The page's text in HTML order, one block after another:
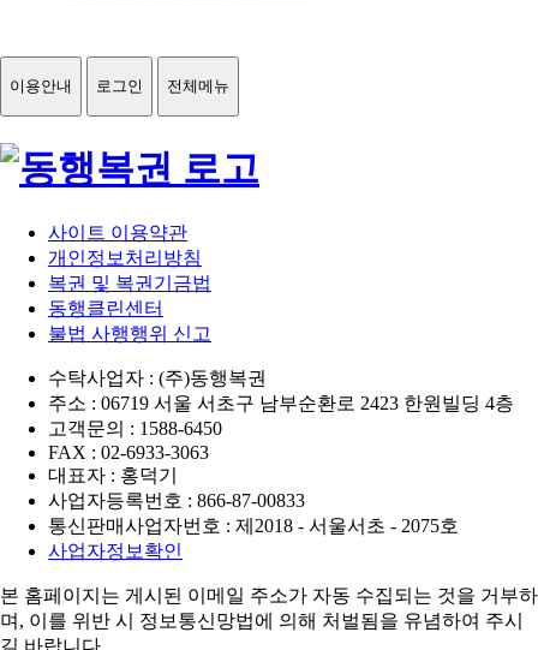
이용안내 로그인 전체메뉴
사이트 이용약관
개인정보처리방침
복권 및 복권기금법
동행클린센터
불법 사행행위 신고
수탁사업자 : (주)동행복권
주소 : 06719 서울 서초구 남부순환로 2423 한원빌딩 4층
고객문의 : 1588-6450
FAX : 02-6933-3063
대표자 : 홍덕기
사업자등록번호 : 866-87-00833
통신판매사업자번호 : 제2018 - 서울서초 - 2075호
사업자정보확인
본 홈페이지는 게시된 이메일 주소가 자동 수집되는 것을 거부하
며, 이를 위반 시 정보통신망법에 의해 처벌됨을 유념하여 주시